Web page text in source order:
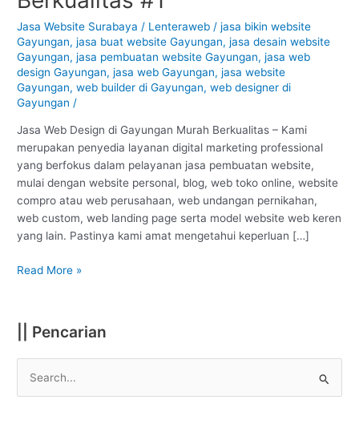
Jasa Website Surabaya / Lenteraweb /jasa bikin website
Gayungan,jasa buat website Gayungan,jasa desain website
Gayungan,jasa pembuatan website Gayungan,jasa web
design Gayungan,jasa web Gayungan,jasa website
Gayungan,web builder di Gayungan,web designer di
Gayungan /
Jasa Web Design di Gayungan Murah Berkualitas – Kami
merupakan penyedia layanan digital marketing professional
yang berfokus dalam pelayanan jasa pembuatan website,
mulai dengan website personal, blog, web toko online, website
compro atau web perusahaan, web undangan pernikahan,
web custom, web landing page serta model website web keren
yang lain. Pastinya kami amat mengetahui keperluan […]
Gayungan
–
Surabaya
:
Murah
Berkualitas
Read More »
|| Pencarian